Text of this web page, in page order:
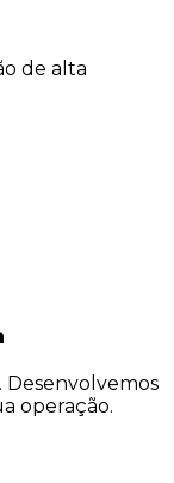
de alta
Desenvolvemos
operação.